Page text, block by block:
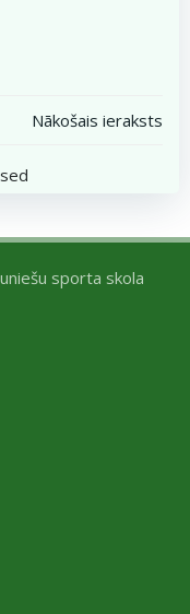
Nākošais ieraksts
sporta skola